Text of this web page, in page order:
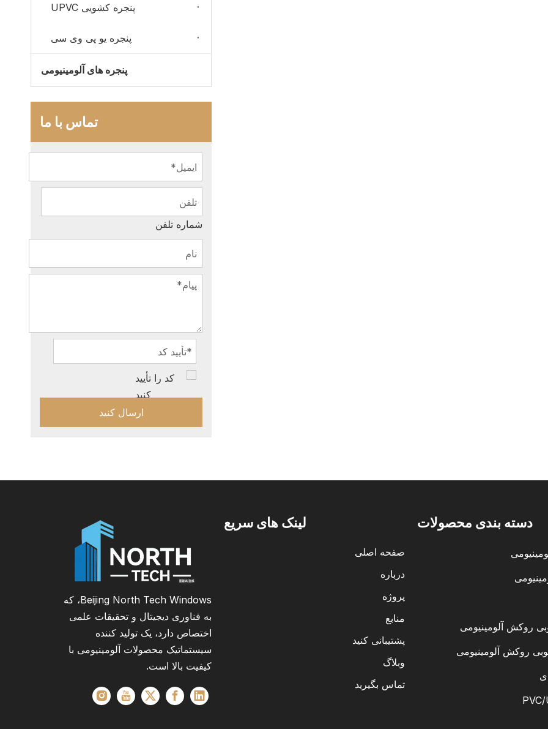
پنجره کشویی UPVC
پنجره یو پی وی سی
پنجره های آلومینیومی
تماس با ما
شماره تلفن
ارسال کنید
Beijing North Tech Windows، که
به فناوری دیجیتال و تحقیقات علمی
اختصاص دارد، یک تولید کننده
سیستماتیک محصولات آلومینیومی با
کیفیت بالا است.
لینک های سریع
صفحه اصلی
درباره
پروژه
منابع
پشتیبانی کنید
وبلاگ
تماس بگیرید
دسته بندی محصولات
روکش آلومینیومی
روکش آلومینیومی